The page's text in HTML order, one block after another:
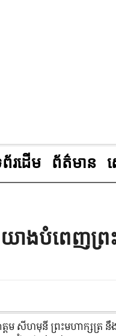
រដើម ព័ត៌មាន
ាងបំពេញព្រ
តម សីហមុនី ព្រះមហាក្សត្រ នឹ